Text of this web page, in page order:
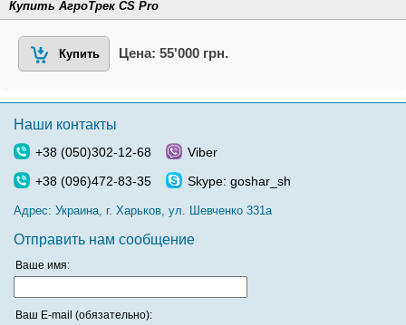
Купить АгроТрек CS Pro
Купить Цена: 55'000 грн.
Наши контакты
+38 (050)302-12-68
+38 (096)472-83-35
Viber
Skype: goshar_sh
Адрес: Украина, г. Харьков, ул. Шевченко 331а
Отправить нам сообщение
Ваше имя:
Ваш E-mail (обязательно):